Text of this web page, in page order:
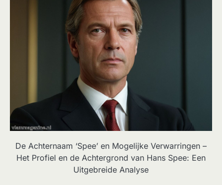
De Achternaam ‘Spee’ en Mogelijke Verwarringen –
Het Profiel en de Achtergrond van Hans Spee: Een
Uitgebreide Analyse